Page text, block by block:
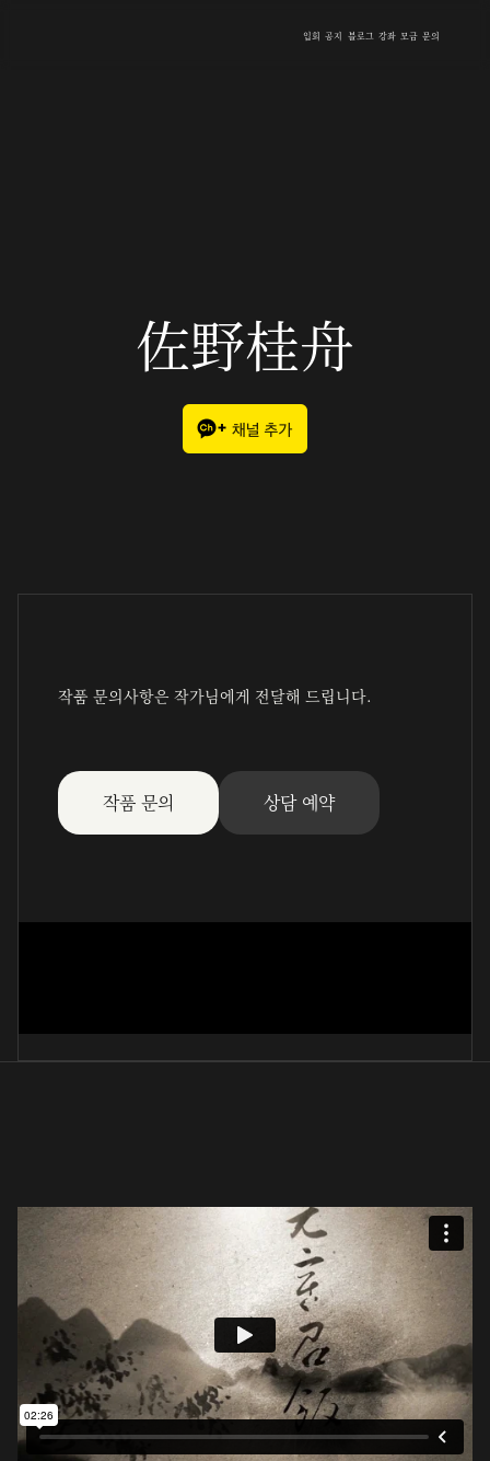
입회 공지 블로그 강좌 모금 문의
佐野桂舟
작품 문의사항은 작가님에게 전달해 드립니다.
작품 문의 상담 예약